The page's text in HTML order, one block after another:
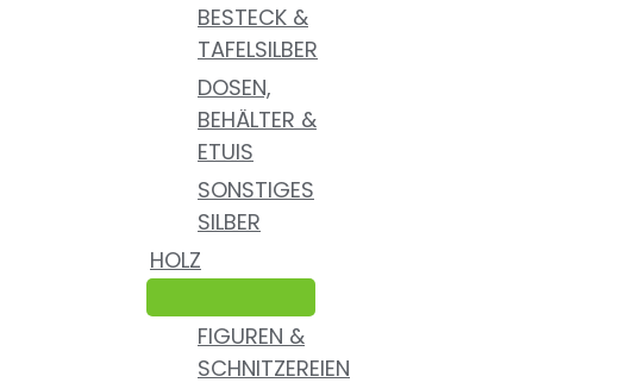
BESTECK &
TAFELSILBER
DOSEN,
BEHÄLTER &
ETUIS
SONSTIGES
SILBER
HOLZ
FIGUREN &
SCHNITZEREIEN